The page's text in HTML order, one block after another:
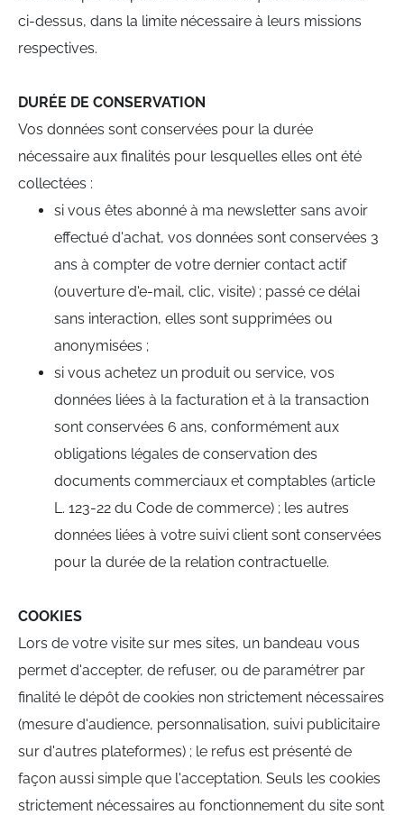
ci-dessus, dans la limite nécessaire à leurs missions
respectives.
DURÉE DE CONSERVATION
Vos données sont conservées pour la durée
nécessaire aux finalités pour lesquelles elles ont été
collectées :
si vous êtes abonné à ma newsletter sans avoir
effectué d'achat, vos données sont conservées 3
ans à compter de votre dernier contact actif
(ouverture d'e-mail, clic, visite) ; passé ce délai
sans interaction, elles sont supprimées ou
anonymisées ;
si vous achetez un produit ou service, vos
données liées à la facturation et à la transaction
sont conservées 6 ans, conformément aux
obligations légales de conservation des
documents commerciaux et comptables (article
L. 123-22 du Code de commerce) ; les autres
données liées à votre suivi client sont conservées
pour la durée de la relation contractuelle.
COOKIES
Lors de votre visite sur mes sites, un bandeau vous
permet d'accepter, de refuser, ou de paramétrer par
finalité le dépôt de cookies non strictement nécessaires
(mesure d'audience, personnalisation, suivi publicitaire
sur d'autres plateformes) ; le refus est présenté de
façon aussi simple que l'acceptation. Seuls les cookies
strictement nécessaires au fonctionnement du site sont